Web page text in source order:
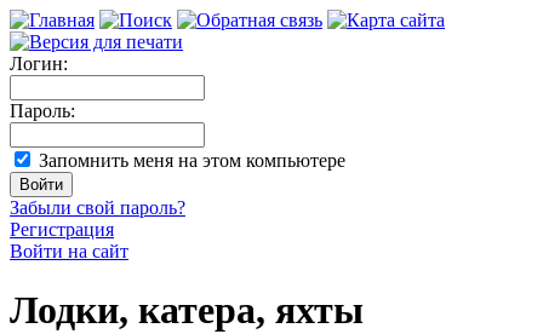
Логин:
Пароль:
Запомнить меня на этом компьютере
Забыли свой пароль?
Регистрация
Войти на сайт
Лодки, катера, яхты